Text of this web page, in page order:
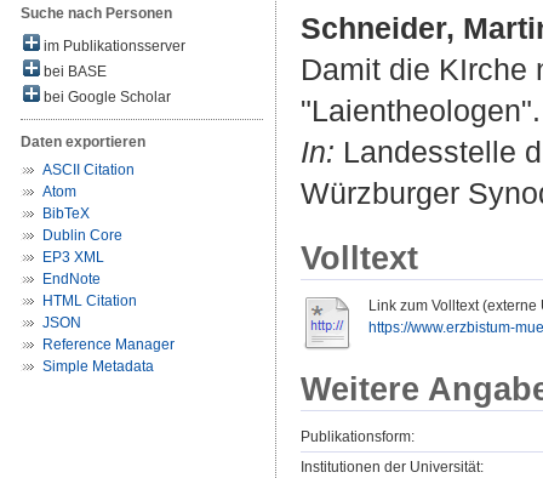
Suche nach Personen
im Publikationsserver
bei BASE
bei Google Scholar
Daten exportieren
ASCII Citation
Atom
BibTeX
Dublin Core
EP3 XML
EndNote
HTML Citation
JSON
Reference Manager
Simple Metadata
Schneider,
Damit die KIrche
"Laientheologen".
In: Landesstelle
Würzburger
Volltext
Link zum Volltext (externe
https://www.erzbistum-
Weitere
Publikationsform:
Institutionen der Universität: